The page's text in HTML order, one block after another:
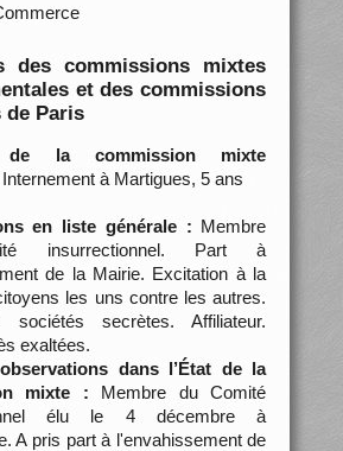
des commissions mixtes
et des commissions
Paris
de la commission mixte
Internement à Martigues, 5 ans
en liste générale : Membre
insurrectionnel. Part à
de la Mairie. Excitation à la
les uns contre les autres.
sociétés secrètes. Affiliateur.
exaltées.
dans l’État de la
mixte : Membre du Comité
élu le 4 décembre à
A pris part à l'envahissement de